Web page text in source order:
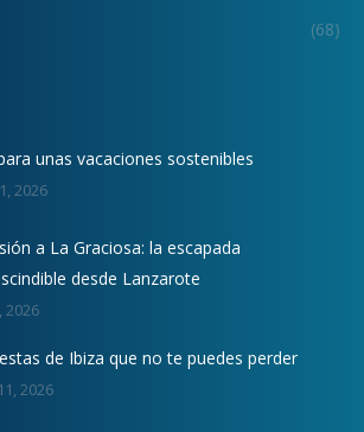
(68)
unas vacaciones sostenibles
2026
a La Graciosa: la escapada
desde Lanzarote
2026
de Ibiza que no te puedes perder
2026